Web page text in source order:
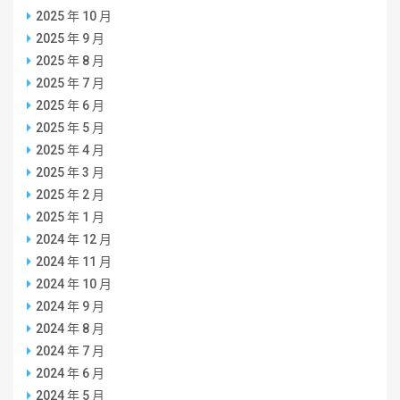
2025 年 10 月
2025 年 9 月
2025 年 8 月
2025 年 7 月
2025 年 6 月
2025 年 5 月
2025 年 4 月
2025 年 3 月
2025 年 2 月
2025 年 1 月
2024 年 12 月
2024 年 11 月
2024 年 10 月
2024 年 9 月
2024 年 8 月
2024 年 7 月
2024 年 6 月
2024 年 5 月